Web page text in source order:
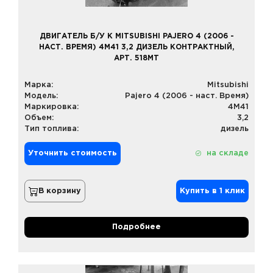
ДВИГАТЕЛЬ Б/У К MITSUBISHI PAJERO 4 (2006 -
НАСТ. ВРЕМЯ) 4M41 3,2 ДИЗЕЛЬ КОНТРАКТНЫЙ,
АРТ. 518MT
Марка:
Mitsubishi
Модель:
Pajero 4 (2006 - наст. Время)
Маркировка:
4M41
Объем:
3,2
Тип топлива:
дизель
Уточнить стоимость на складе
В корзину Купить в 1 клик
Подробнее